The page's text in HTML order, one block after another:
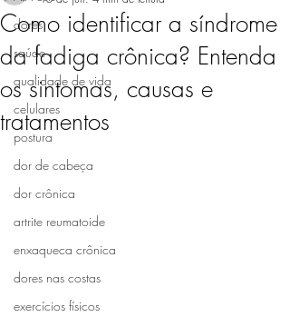
dores
saúde
qualidade de vida
celulares
postura
dor de cabeça
dor crônica
artrite reumatoide
enxaqueca crônica
dores nas costas
exercícios físicos
Como identificar a síndrome
da fadiga crônica? Entenda
os sintomas, causas e
tratamentos